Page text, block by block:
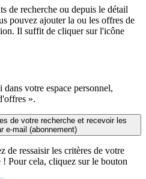
de recherche ou depuis le détail
pouvez ajouter la ou les offres de
Il suffit de cliquer sur l'icône
votre espace personnel,
».
de votre recherche et recevoir les
e-mail (abonnement)
de ressaisir les critères de votre
! Pour cela, cliquez sur le bouton